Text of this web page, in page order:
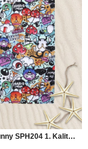
Snowsea Funny SPH204 1. Kalite Plaj Havusu